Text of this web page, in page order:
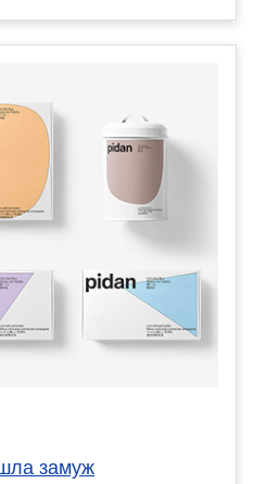
замуж